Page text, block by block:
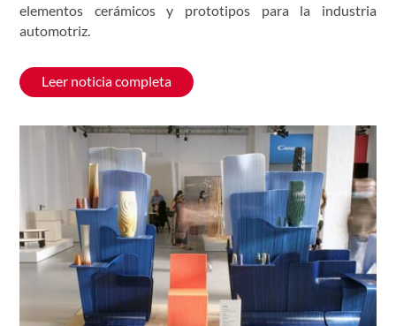
elementos cerámicos y prototipos para la industria
automotriz.
Leer noticia completa